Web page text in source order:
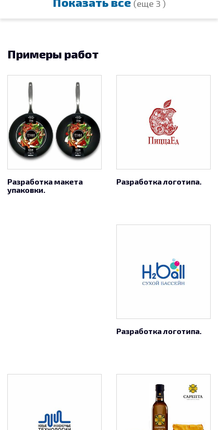
(еще 3 )
Примеры работ
Разработка макета
упаковки.
Разработка логотипа.
Разработка логотипа.